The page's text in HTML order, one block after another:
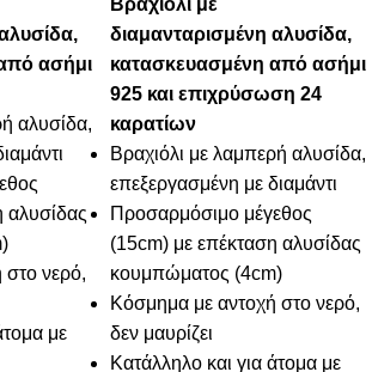
ασήμι
αλυσίδα,
αλυσίδας
νερό,
με
Βραχιόλι με
διαμανταρισμένη αλυσίδα,
κατασκευασμένη από ασήμι
925 και επιχρύσωση 24
καρατίων
Βραχιόλι με λαμπερή αλυσίδα,
επεξεργασμένη με διαμάντι
Προσαρμόσιμο μέγεθος
(15cm) με επέκταση αλυσίδας
κουμπώματος (4cm)
Κόσμημα με αντοχή στο νερό,
δεν μαυρίζει
Κατάλληλο και για άτομα με